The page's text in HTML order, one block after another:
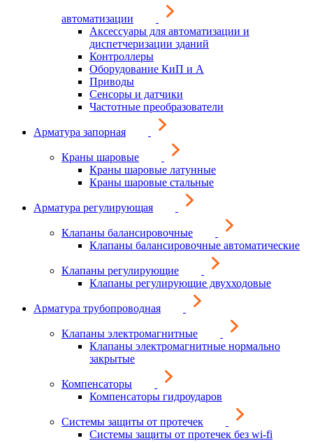
автоматизации
Аксессуары для автоматизации и
диспетчеризации зданий
Контроллеры
Оборудование КиП и А
Приводы
Сенсоры и датчики
Частотные преобразователи
Арматура запорная
Краны шаровые
Краны шаровые латунные
Краны шаровые стальные
Арматура регулирующая
Клапаны балансировочные
Клапаны балансировочные автоматические
Клапаны регулирующие
Клапаны регулирующие двухходовые
Арматура трубопроводная
Клапаны электромагнитные
Клапаны электромагнитные нормально
закрытые
Компенсаторы
Компенсаторы гидроударов
Системы защиты от протечек
Системы защиты от протечек без wi-fi